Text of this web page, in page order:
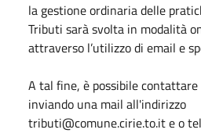
la gestione ordinaria delle
Tributi sarà svolta in modalità
attraverso l’utilizzo di email e
A tal fine, è possibile
inviando una mail all'indirizzo
tributi@comune.cirie.to.it e o